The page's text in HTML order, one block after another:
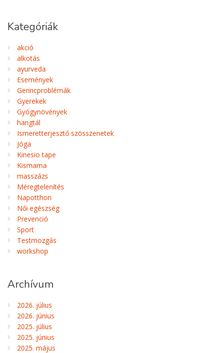
Kategóriák
akció
alkotás
ayurveda
Események
Gerincproblémák
Gyerekek
Gyógynövények
hangtál
Ismeretterjesztő szösszenetek
Jóga
Kinesio tape
Kismama
masszázs
Méregtelenítés
Napotthon
Női egészség
Prevenció
Sport
Testmozgás
workshop
Archívum
2026. július
2026. június
2025. július
2025. június
2025. május